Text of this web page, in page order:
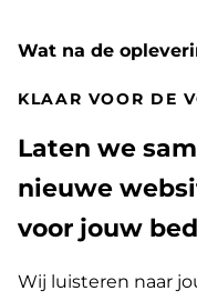
Wat na de
KLAAR VOOR DE
Laten we
nieuwe
voor jouw
Wij luisteren naar